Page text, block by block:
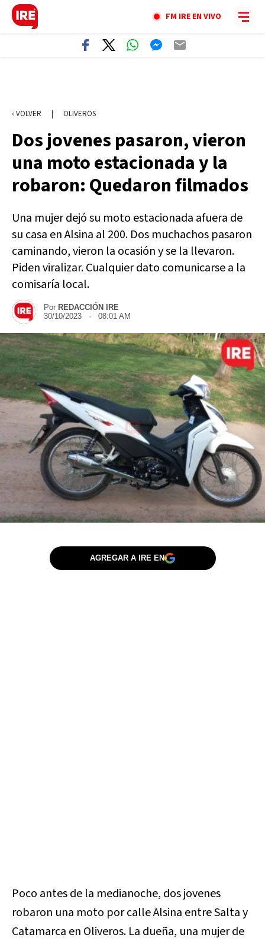
FM IRE EN VIVO
‹ VOLVER | OLIVEROS
Dos jovenes pasaron, vieron
una moto estacionada y la
robaron: Quedaron filmados
Una mujer dejó su moto estacionada afuera de
su casa en Alsina al 200. Dos muchachos pasaron
caminando, vieron la ocasión y se la llevaron.
Piden viralizar. Cualquier dato comunicarse a la
comisaría local.
Por REDACCIÓN IRE
30/10/2023 · 08:01 AM
AGREGAR A IRE EN
Poco antes de la medianoche, dos jovenes
robaron una moto por calle Alsina entre Salta y
Catamarca en Oliveros. La dueña, una mujer de